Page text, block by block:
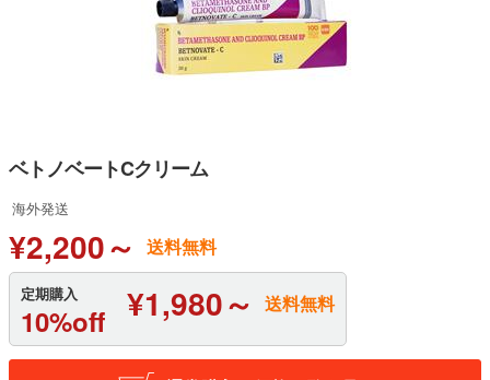
ベトノベートCクリーム
海外発送
¥2,200～ 送料無料
定期購入
10%off ¥1,980～ 送料無料